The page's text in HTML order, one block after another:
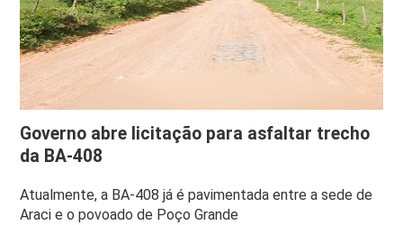
Governo abre licitação para asfaltar trecho
da BA-408
Atualmente, a BA-408 já é pavimentada entre a sede de
Araci e o povoado de Poço Grande